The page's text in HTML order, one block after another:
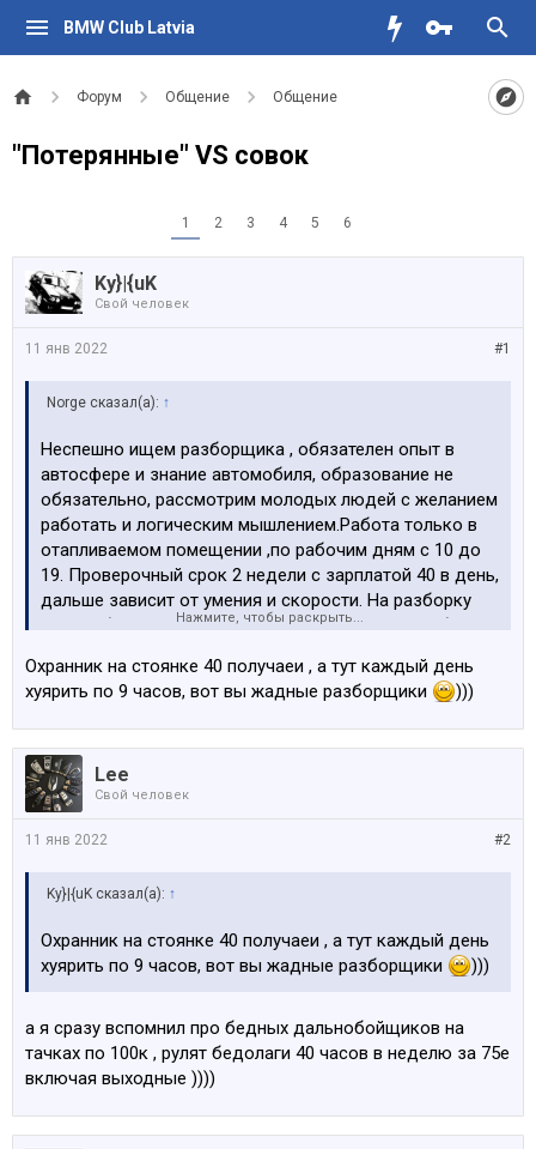
BMW Club Latvia
Форум Общение Общение
"Потерянные" VS cовок
1 2 3 4 5 6
Ky}|{uK
Свой человек
#1
11 янв 2022
Norge сказал(а): ↑
Неспешно ищем разборщика , обязателен опыт в
автосфере и знание автомобиля, образование не
обязательно, рассмотрим молодых людей с желанием
работать и логическим мышлением.Работа только в
отапливаемом помещении ,по рабочим дням с 10 до
19. Проверочный срок 2 недели с зарплатой 40 в день,
дальше зависит от умения и скорости. На разборку
автомобиля от и до даём от 2до 3 дней. Подробнее
Нажмите, чтобы раскрыть...
Охранник на стоянке 40 получаеи , а тут каждый день
хуярить по 9 часов, вот вы жадные разборщики
)))
Lee
Свой человек
#2
11 янв 2022
Ky}|{uK сказал(а): ↑
Охранник на стоянке 40 получаеи , а тут каждый день
хуярить по 9 часов, вот вы жадные разборщики
)))
а я сразу вспомнил про бедных дальнобойщиков на
тачках по 100к , рулят бедолаги 40 часов в неделю за 75е
включая выходные ))))